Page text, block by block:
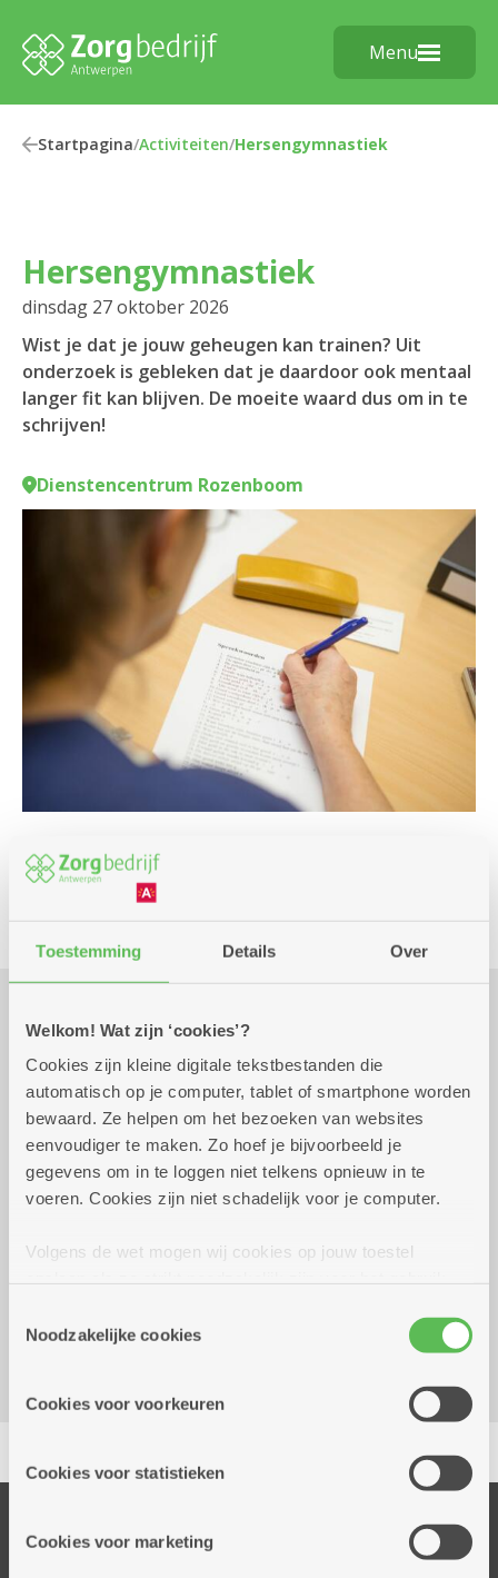
Toestemming Details Over
Welkom! Wat zijn ‘cookies’?
Cookies zijn kleine digitale tekstbestanden die
automatisch op je computer, tablet of smartphone worden
bewaard. Ze helpen om het bezoeken van websites
eenvoudiger te maken. Zo hoef je bijvoorbeeld je
gegevens om in te loggen niet telkens opnieuw in te
voeren. Cookies zijn niet schadelijk voor je computer.
Volgens de wet mogen wij cookies op jouw toestel
cookies hebben we jouw toestemming nodig. Sommige
cookies worden geplaatst door derde partijen die een
informatie over jouw (geanonimiseerd) gebruik van onze
partners kunnen deze gegevens combineren met andere
Noodzakelijke cookies
Cookies voor voorkeuren
Cookies voor statistieken
Cookies voor marketing
Menu
Startpagina/Activiteiten/Hersengymnastiek
Hersengymnastiek
dinsdag 27 oktober 2026
Wist je dat je jouw geheugen kan trainen? Uit
onderzoek is gebleken dat je daardoor ook mentaal
langer fit kan blijven. De moeite waard dus om in te
schrijven!
Dienstencentrum Rozenboom
Spel
Praktisch
dinsdag 27 oktober 202614.00 uur tot 16.00 uur
2 euro, inschrijven voor 1 oktober 2026. Smul:
hotdogs 4 euro.
Reserveer vervoer
Hallershofstraat 5